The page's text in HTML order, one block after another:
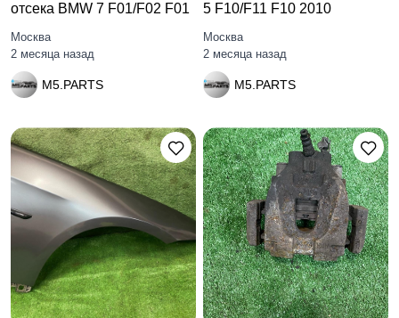
отсека BMW 7 F01/F02 F01
Москва
2 месяца назад
M5.PARTS
5 F10/F11 F10 2010
Москва
2 месяца назад
M5.PARTS